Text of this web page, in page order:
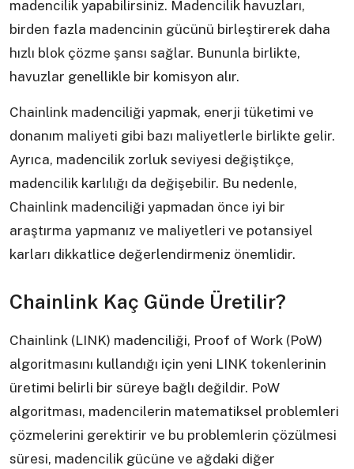
madencilik yapabilirsiniz. Madencilik havuzları,
birden fazla madencinin gücünü birleştirerek daha
hızlı blok çözme şansı sağlar. Bununla birlikte,
havuzlar genellikle bir komisyon alır.
Chainlink madenciliği yapmak, enerji tüketimi ve
donanım maliyeti gibi bazı maliyetlerle birlikte gelir.
Ayrıca, madencilik zorluk seviyesi değiştikçe,
madencilik karlılığı da değişebilir. Bu nedenle,
Chainlink madenciliği yapmadan önce iyi bir
araştırma yapmanız ve maliyetleri ve potansiyel
karları dikkatlice değerlendirmeniz önemlidir.
Chainlink Kaç Günde Üretilir?
Chainlink (LINK) madenciliği, Proof of Work (PoW)
algoritmasını kullandığı için yeni LINK tokenlerinin
üretimi belirli bir süreye bağlı değildir. PoW
algoritması, madencilerin matematiksel problemleri
çözmelerini gerektirir ve bu problemlerin çözülmesi
süresi, madencilik gücüne ve ağdaki diğer